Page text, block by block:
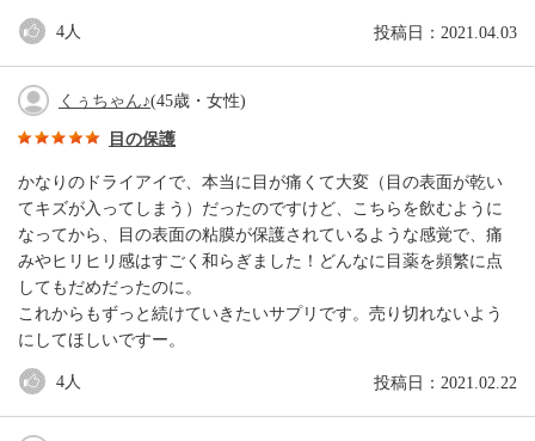
投稿日：2021.04.03
4人
くぅちゃん♪(45歳・女性)
目の保護
かなりのドライアイで、本当に目が痛くて大変（目の表面が乾い
てキズが入ってしまう）だったのですけど、こちらを飲むように
なってから、目の表面の粘膜が保護されているような感覚で、痛
みやヒリヒリ感はすごく和らぎました！どんなに目薬を頻繁に点
してもだめだったのに。
これからもずっと続けていきたいサプリです。売り切れないよう
にしてほしいですー。
投稿日：2021.02.22
4人